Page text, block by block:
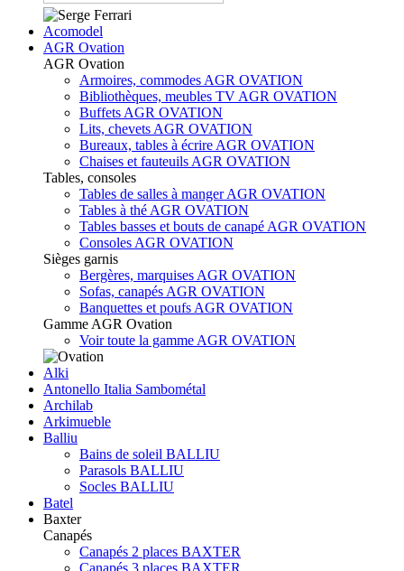
Acomodel
AGR Ovation
AGR Ovation
Armoires, commodes AGR OVATION
Bibliothèques, meubles TV AGR OVATION
Buffets AGR OVATION
Lits, chevets AGR OVATION
Bureaux, tables à écrire AGR OVATION
Chaises et fauteuils AGR OVATION
Tables, consoles
Tables de salles à manger AGR OVATION
Tables à thé AGR OVATION
Tables basses et bouts de canapé AGR OVATION
Consoles AGR OVATION
Sièges garnis
Bergères, marquises AGR OVATION
Sofas, canapés AGR OVATION
Banquettes et poufs AGR OVATION
Gamme AGR Ovation
Voir toute la gamme AGR OVATION
Alki
Antonello Italia Sambométal
Archilab
Arkimueble
Balliu
Bains de soleil BALLIU
Parasols BALLIU
Socles BALLIU
Batel
Baxter
Canapés
Canapés 2 places BAXTER
Canapés 3 places BAXTER